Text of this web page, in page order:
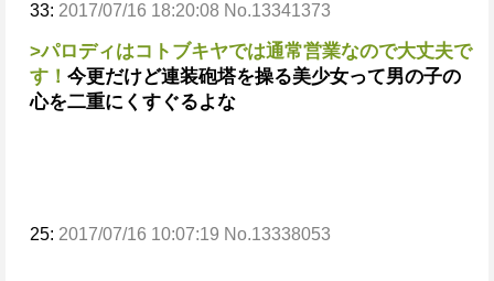
33: 2017/07/16 18:20:08 No.13341373
>パロディはコトブキヤでは通常営業なので大丈夫で
す！ 今更だけど連装砲塔を操る美少女って男の子の
心を二重にくすぐるよな
25: 2017/07/16 10:07:19 No.13338053